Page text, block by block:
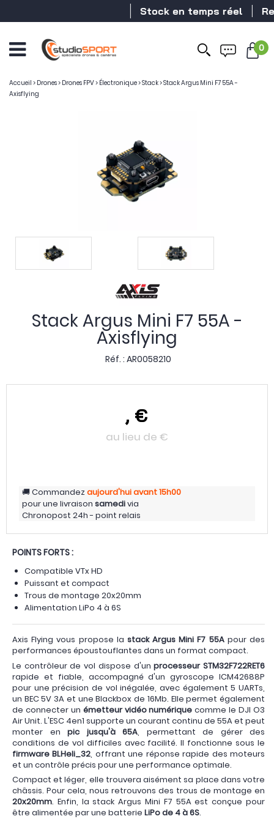
Stock en temps réel
0
Accueil > Drones> Drones FPV> Électronique>Stack>Stack Argus Mini F7 55A -
Axisflying
Stack Argus Mini F7 55A -
Axisflying
Réf. : AR0058210
, €
au lieu de €
Commandezaujourd'huiavant 15h00
pour une livraison samedivia
Chronopost 24h - point relais
POINTS FORTS :
Compatible VTx HD
Puissant et compact
Trous de montage 20x20mm
Alimentation LiPo 4 à 6S
Axis Flying vous propose la stack Argus Mini F7 55Apour des
performances époustouflantes dans un format compact.
Le contrôleur de vol dispose d'unprocesseur STM32F722RET6
rapide et fiable, accompagné d'un gyroscope ICM42688P
pour une précision de vol inégalée, avec également 5 UARTs,
un BEC 5V 3A et une Blackbox de 16Mb. Elle permet également
de connecter un émetteur vidéo numérique comme le DJI O3
Air Unit. L'ESC 4en1 supporte un courant continu de 55A et peut
monter en pic jusqu'à 65A , permettant de gérer des
conditions de vol difficiles avec facilité. Il fonctionne sous le
firmware BLHeli_32 , offrant une réponse rapide des moteurs
et un contrôle précis pour une performance optimale.
Compact et léger, elle trouvera aisément sa place dans votre
châssis. Pour cela, nous retrouvons des trous de montage en
20x20mm. Enfin, la stack Argus Mini F7 55A est conçue pour
être alimentée par une batterie LiPo de 4 à 6S.